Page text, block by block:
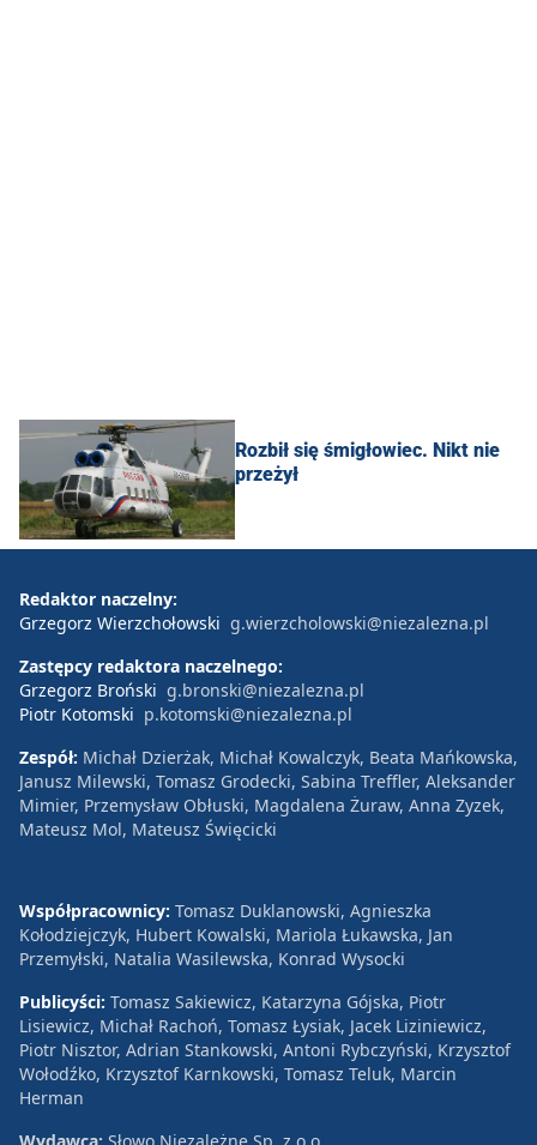
Rozbił się śmigłowiec. Nikt nie
przeżył
Redaktor naczelny:
Grzegorz Wierzchołowski g.wierzcholowski@niezalezna.pl
Zastępcy redaktora naczelnego:
Grzegorz Broński g.bronski@niezalezna.pl
Piotr Kotomski p.kotomski@niezalezna.pl
Zespół: Michał Dzierżak, Michał Kowalczyk, Beata Mańkowska,
Janusz Milewski, Tomasz Grodecki, Sabina Treffler, Aleksander
Mimier, Przemysław Obłuski, Magdalena Żuraw, Anna Zyzek,
Mateusz Mol, Mateusz Święcicki
Współpracownicy: Tomasz Duklanowski, Agnieszka
Kołodziejczyk, Hubert Kowalski, Mariola Łukawska, Jan
Przemyłski, Natalia Wasilewska, Konrad Wysocki
Publicyści: Tomasz Sakiewicz, Katarzyna Gójska, Piotr
Lisiewicz, Michał Rachoń, Tomasz Łysiak, Jacek Liziniewicz,
Piotr Nisztor, Adrian Stankowski, Antoni Rybczyński, Krzysztof
Wołodźko, Krzysztof Karnkowski, Tomasz Teluk, Marcin
Herman